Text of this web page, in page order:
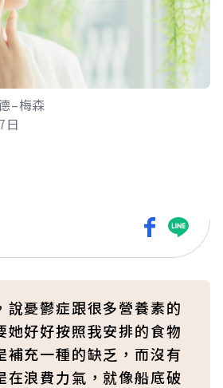
–梅森
日
說憂鬱症跟很多營養素的
她好好按照我安排的食物
補充一種的缺乏，而沒有
在浪費力氣，就像船底破